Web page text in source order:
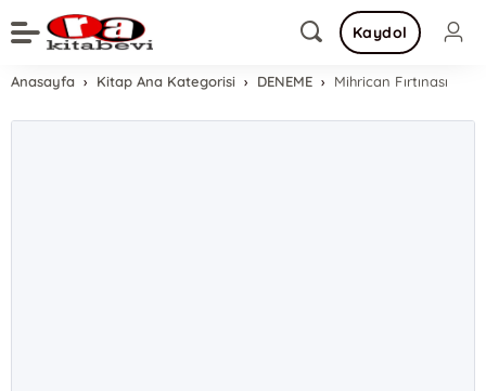
Kaydol
Anasayfa Kitap Ana Kategorisi DENEME Mihrican Fırtınası